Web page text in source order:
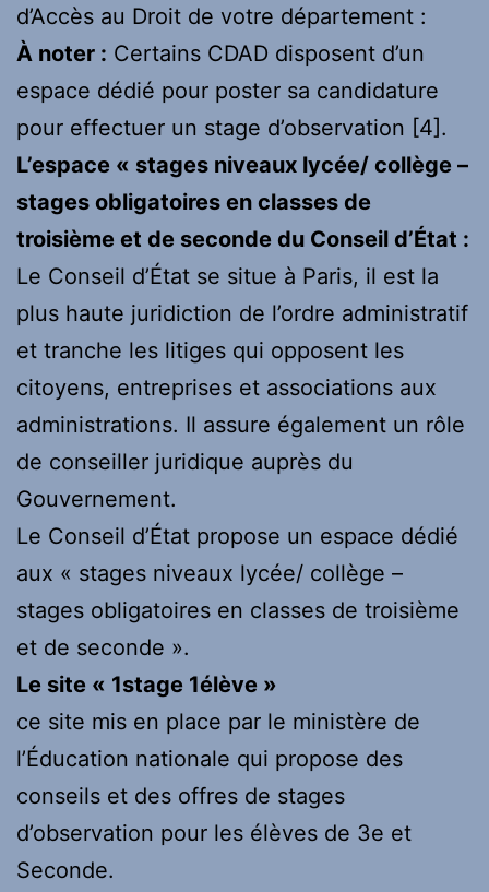
d’Accès au Droit de votre département :
À noter : Certains CDAD disposent d’un
espace dédié pour poster sa candidature
pour effectuer un stage d’observation [4].
L’espace « stages niveaux lycée/ collège –
stages obligatoires en classes de
troisième et de seconde du Conseil d’État :
Le Conseil d’État se situe à Paris, il est la
plus haute juridiction de l’ordre administratif
et tranche les litiges qui opposent les
citoyens, entreprises et associations aux
administrations. Il assure également un rôle
de conseiller juridique auprès du
Gouvernement.
Le Conseil d’État propose un espace dédié
aux « stages niveaux lycée/ collège –
stages obligatoires en classes de troisième
et de seconde ».
Le site « 1stage 1élève »
ce site mis en place par le ministère de
l’Éducation nationale qui propose des
conseils et des offres de stages
d’observation pour les élèves de 3e et
Seconde.